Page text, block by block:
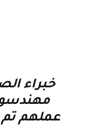
خبراء
عملهم تم